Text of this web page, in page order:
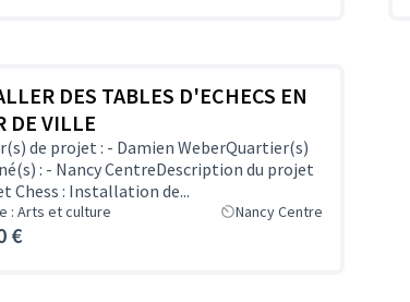
DES TABLES D'ECHECS EN
DE VILLE
de projet : - Damien WeberQuartier(s)
: - Nancy CentreDescription du projet
Chess : Installation de...
: Arts et culture Nancy Centre
€